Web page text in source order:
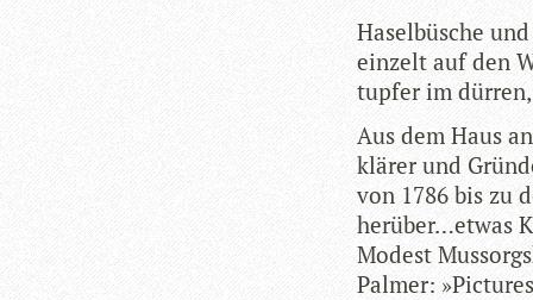
Hasel­bü­sche
ein­zelt auf den
tup­fer im
Aus dem Haus
klä­rer und
von 1786 bis zu
herüber…etwas
Modest
Pal­mer: